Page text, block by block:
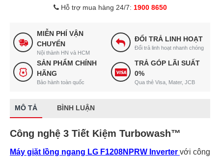
Hỗ trợ mua hàng 24/7: 1900 8650
MIỄN PHÍ VẬN
CHUYỂN
Nội thành HN và HCM
ĐỔI TRẢ LINH HOẠT
Đổi trả linh hoạt nhanh chóng
SẢN PHẨM CHÍNH
HÃNG
Bảo hành toàn quốc
TRẢ GÓP LÃI SUẤT
0%
Qua thẻ Visa, Mater, JCB
MÔ TẢ BÌNH LUẬN
Công nghệ 3 Tiết Kiệm Turbowash™
Máy giặt lồng ngang LG F1208NPRW Inverter với công